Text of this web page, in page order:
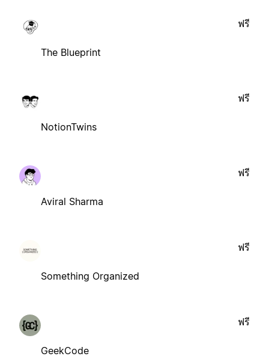
The Blueprint
ฟรี
NotionTwins
ฟรี
Aviral Sharma
ฟรี
Something Organized
ฟรี
GeekCode
ฟรี